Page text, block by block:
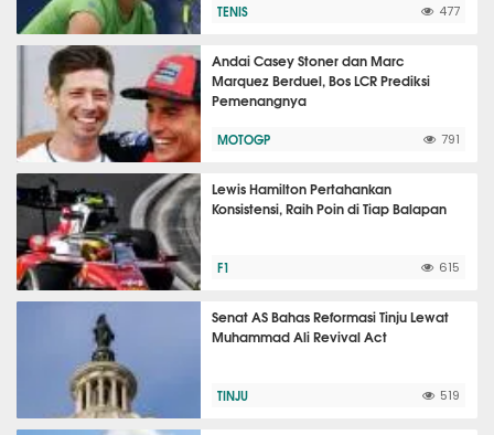
TENIS 477
Andai Casey Stoner dan Marc
Marquez Berduel, Bos LCR Prediksi
Pemenangnya
MOTOGP 791
Lewis Hamilton Pertahankan
Konsistensi, Raih Poin di Tiap Balapan
F1 615
Senat AS Bahas Reformasi Tinju Lewat
Muhammad Ali Revival Act
TINJU 519